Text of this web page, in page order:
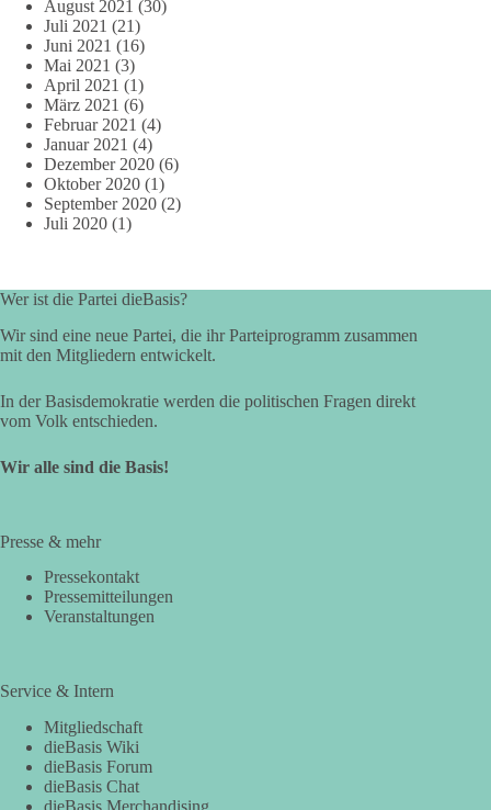
August 2021 (30)
Juli 2021 (21)
Juni 2021 (16)
Mai 2021 (3)
April 2021 (1)
März 2021 (6)
Februar 2021 (4)
Januar 2021 (4)
Dezember 2020 (6)
Oktober 2020 (1)
September 2020 (2)
Juli 2020 (1)
Wer ist die Partei dieBasis?
Wir sind eine neue Partei, die ihr Parteiprogramm zusammen
mit den Mitgliedern entwickelt.
In der Basisdemokratie werden die politischen Fragen direkt
vom Volk entschieden.
Wir alle sind die Basis!
Presse & mehr
Pressekontakt
Pressemitteilungen
Veranstaltungen
Service & Intern
Mitgliedschaft
dieBasis Wiki
dieBasis Forum
dieBasis Chat